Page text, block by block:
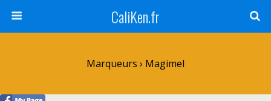
CaliKen.fr
Marqueurs › Magimel